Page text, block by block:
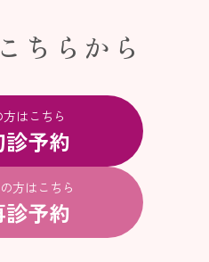
ちらから
はこちら
診予約
方はこちら
診予約